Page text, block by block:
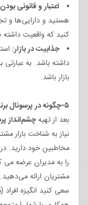
اعتبار و قانونی
هستید و دارایی‌ها و
کنید که واقعیت داشته
جذابیت در بازار:
داشته باشد. به عبارتی
بازار باشد.
۵-چگونه در پرسونال برندینگ مخاطبین خود را بیابیم؟
بعد از تهیهچشم‌انداز
نیاز به شناخت بازار
مخاطبین خود دارید.
را به مدیران عرضه
مشتریان ارائه می‌دهید.
سعی کنید انگیزه